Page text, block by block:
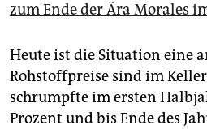
zum Ende der Ära Morales
Heute ist die Situation eine
Rohstoffpreise sind im
schrumpfte im ersten
Prozent und bis Ende des